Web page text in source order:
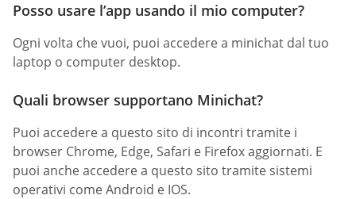
Posso usare l’app usando il mio computer?
Ogni volta che vuoi, puoi accedere a minichat dal tuo
laptop o computer desktop.
Quali browser supportano Minichat?
Puoi accedere a questo sito di incontri tramite i
browser Chrome, Edge, Safari e Firefox aggiornati. E
puoi anche accedere a questo sito tramite sistemi
operativi come Android e IOS.